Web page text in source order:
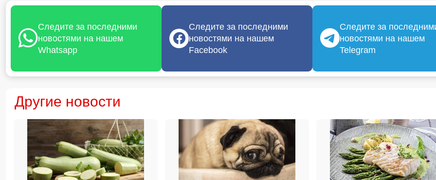
Следите за последними
новостями на нашем
Whatsapp
Следите за последними
новостями на нашем
Facebook
Следите за
новостями на нашем
Telegram
Другие новости